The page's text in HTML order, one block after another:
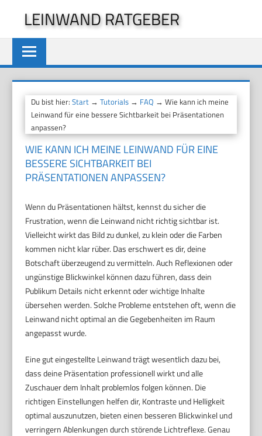
springen
LEINWAND RATGEBER
Du bist hier:Start →Tutorials → FAQ → Wie kann ich meine
Leinwand für eine bessere Sichtbarkeit bei Präsentationen
anpassen?
WIE KANN ICH MEINE LEINWAND FÜR EINE
BESSERE SICHTBARKEIT BEI
PRÄSENTATIONEN ANPASSEN?
Wenn du Präsentationen hältst, kennst du sicher die
Frustration, wenn die Leinwand nicht richtig sichtbar ist.
Vielleicht wirkt das Bild zu dunkel, zu klein oder die Farben
kommen nicht klar rüber. Das erschwert es dir, deine
Botschaft überzeugend zu vermitteln. Auch Reflexionen oder
ungünstige Blickwinkel können dazu führen, dass dein
Publikum Details nicht erkennt oder wichtige Inhalte
übersehen werden. Solche Probleme entstehen oft, wenn die
Leinwand nicht optimal an die Gegebenheiten im Raum
angepasst wurde.
Eine gut eingestellte Leinwand trägt wesentlich dazu bei,
dass deine Präsentation professionell wirkt und alle
Zuschauer dem Inhalt problemlos folgen können. Die
richtigen Einstellungen helfen dir, Kontraste und Helligkeit
optimal auszunutzen, bieten einen besseren Blickwinkel und
verringern Ablenkungen durch störende Lichtreflexe. Genau